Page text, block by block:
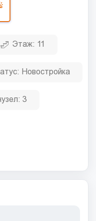
Этаж: 11
Новостройка
3